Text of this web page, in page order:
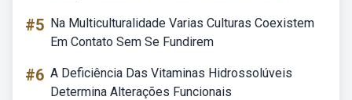
#5 Na Multiculturalidade Varias Culturas Coexistem
Em Contato Sem Se Fundirem
#6 A Deficiência Das Vitaminas Hidrossolúveis
Determina Alterações Funcionais